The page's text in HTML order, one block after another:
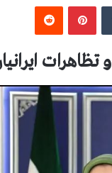
‫پین‌ترست
تظاهرات